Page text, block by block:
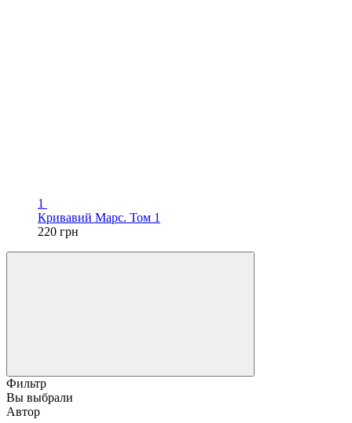
1
Кривавий Марс. Том 1
220 грн
Фильтр
Вы выбрали
Автор